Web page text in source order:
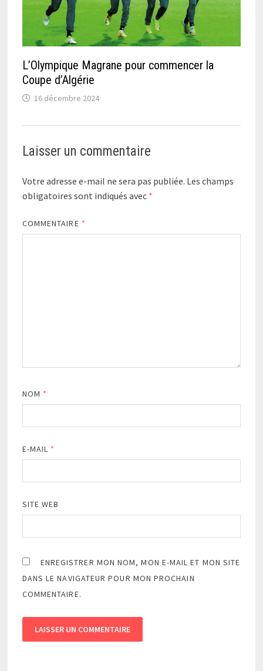
L’Olympique Magrane pour commencer la
Coupe d’Algérie
16 décembre 2024
Laisser un commentaire
Votre adresse e-mail ne sera pas publiée. Les champs
obligatoires sont indiqués avec *
COMMENTAIRE *
NOM *
E-MAIL *
SITE WEB
ENREGISTRER MON NOM, MON E-MAIL ET MON SITE
DANS LE NAVIGATEUR POUR MON PROCHAIN
COMMENTAIRE.